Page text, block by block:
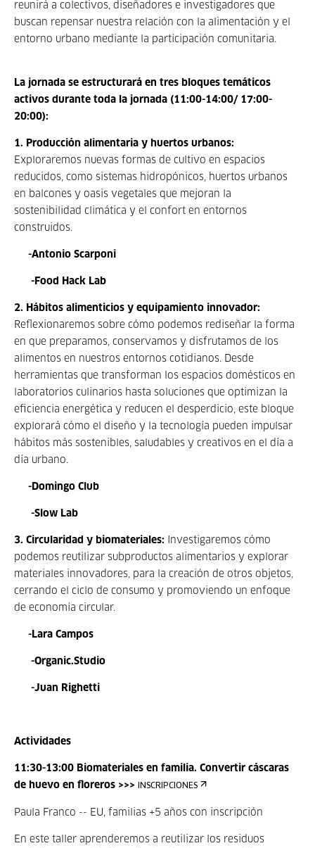
reunirá a colectivos, diseñadores e investigadores que
buscan repensar nuestra relación con la alimentación y el
entorno urbano mediante la participación comunitaria.
La jornada se estructurará en tres bloques temáticos
activos durante toda la jornada (11:00-14:00/ 17:00-
20:00):
1. Producción alimentaria y huertos urbanos:
Exploraremos nuevas formas de cultivo en espacios
reducidos, como sistemas hidropónicos, huertos urbanos
en balcones y oasis vegetales que mejoran la
sostenibilidad climática y el confort en entornos
construidos.
-Antonio Scarponi
-Food Hack Lab
2. Hábitos alimenticios y equipamiento innovador:
Reflexionaremos sobre cómo podemos rediseñar la forma
en que preparamos, conservamos y disfrutamos de los
alimentos en nuestros entornos cotidianos. Desde
herramientas que transforman los espacios domésticos en
laboratorios culinarios hasta soluciones que optimizan la
eficiencia energética y reducen el desperdicio, este bloque
explorará cómo el diseño y la tecnología pueden impulsar
hábitos más sostenibles, saludables y creativos en el día a
día urbano.
-Domingo Club
-Slow Lab
3. Circularidad y biomateriales: Investigaremos cómo
podemos reutilizar subproductos alimentarios y explorar
materiales innovadores, para la creación de otros objetos,
cerrando el ciclo de consumo y promoviendo un enfoque
de economía circular.
-Lara Campos
-Organic.Studio
-Juan Righetti
Actividades
11:30-13:00 Biomateriales en familia. Convertir cáscaras
de huevo en floreros >>>
INSCRIPCIONES
Paula Franco -- EU, familias +5 años con inscripción
En este taller aprenderemos a reutilizar los residuos